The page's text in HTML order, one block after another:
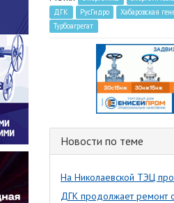
ДГК
РусГидро Хабаровская
Турбоагрегат
Новости по теме
На Николаевской ТЭЦ
ДГК продолжает ремонт